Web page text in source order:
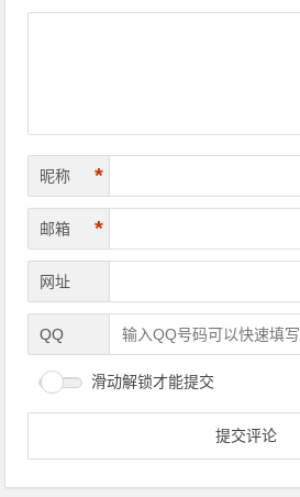
昵称 *
邮箱 *
网址
QQ
滑动解锁才能提交